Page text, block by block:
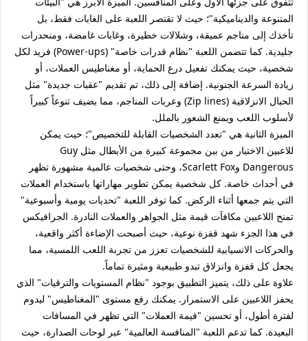
المتنوعة والديناميكية"؛ حيث لا تقتصر اللعبة على الغابات فقط، بل
تأخذك إلى مناجم عميقة، وشلالات خطيرة، وغابات غامضة، ومنحدرات
جليدية. كما تتضمن اللعبة "نظام قدرات خاصة" (Power-ups) فريد لكل
شخصية، حيث يمكنك تفعيل درع الحماية، أو مغناطيس العملات، أو
زيادة السرعة الجنونية. إضافة إلى ذلك، تم تقديم "عقبات جديدة" مثل
الحبال الانزلاقية (Zip lines) وعربات المناجم، مما يضيف تنوعاً كبيراً
لأسلوب اللعب ويمنع الشعور بالملل.
الميزة الثانية هي "تعدد الشخصيات القابلة للتخصيص"؛ حيث يمكن
للاعبين الاختيار من بين مجموعة كبيرة من الأبطال مثل Guy
Dangerous وScarlett Fox، وحتى شخصيات عالمية مشهورة تظهر
في أحداث خاصة. كل شخصية يمكن تطوير مهاراتها باستخدام العملات
التي يتم جمعها أثناء الركض. كما توفر اللعبة "تحديات يومية وأسبوعية"
تمنح اللاعبين مكافآت قيمة مثل الجواهر والعملات النادرة. الجرافيكس
في هذا الجزء شهد قفزة نوعية، حيث أصبحت الإضاءة أكثر واقعية،
والحركات الانسيابية للشخصيات تعزز من تجربة اللعب اللمسية، مما
يجعل كل قفزة وانزلاق تبدو طبيعية ومثيرة تماماً.
علاوة على ذلك، يتميز التطبيق بوجود "نظام المستويات والترقيات" الذي
يحفز اللاعبين على الاستمرار. يمكنك رفع مستوى "المغناطيس" ليدوم
لفترة أطول، أو تحسين "قيمة العملات" التي تظهر في المسافات
البعيدة. كما تدعم اللعبة "المنافسة العالمية" عبر لوحات الصدارة، حيث